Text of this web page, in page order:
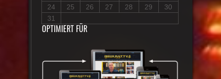
24
25 26 27 28 29
30
31
OPTIMIERT FÜR